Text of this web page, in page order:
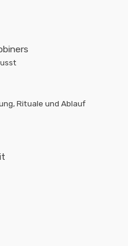
Rituale und Ablauf